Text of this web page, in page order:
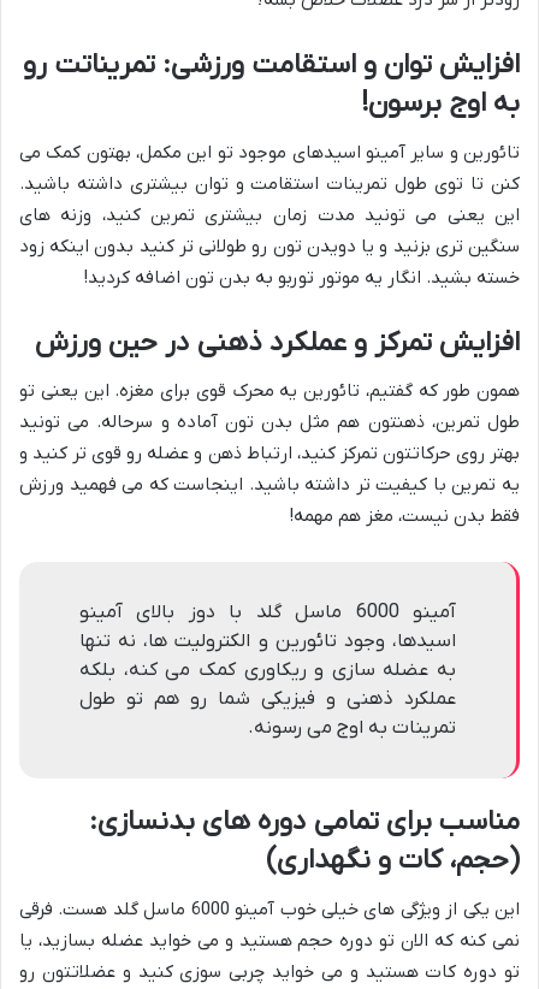
افزایش توان و استقامت ورزشی: تمریناتت رو
به اوج برسون!
تائورین و سایر آمینو اسیدهای موجود تو این مکمل، بهتون کمک می
کنن تا توی طول تمرینات استقامت و توان بیشتری داشته باشید.
این یعنی می تونید مدت زمان بیشتری تمرین کنید، وزنه های
سنگین تری بزنید و یا دویدن تون رو طولانی تر کنید بدون اینکه زود
خسته بشید. انگار یه موتور توربو به بدن تون اضافه کردید!
افزایش تمرکز و عملکرد ذهنی در حین ورزش
همون طور که گفتیم، تائورین یه محرک قوی برای مغزه. این یعنی تو
طول تمرین، ذهنتون هم مثل بدن تون آماده و سرحاله. می تونید
بهتر روی حرکاتتون تمرکز کنید، ارتباط ذهن و عضله رو قوی تر کنید و
یه تمرین با کیفیت تر داشته باشید. اینجاست که می فهمید ورزش
فقط بدن نیست، مغز هم مهمه!
آمینو 6000 ماسل گلد با دوز بالای آمینو
اسیدها، وجود تائورین و الکترولیت ها، نه تنها
به عضله سازی و ریکاوری کمک می کنه، بلکه
عملکرد ذهنی و فیزیکی شما رو هم تو طول
تمرینات به اوج می رسونه.
مناسب برای تمامی دوره های بدنسازی:
(حجم، کات و نگهداری)
این یکی از ویژگی های خیلی خوب آمینو 6000 ماسل گلد هست. فرقی
نمی کنه که الان تو دوره حجم هستید و می خواید عضله بسازید، یا
تو دوره کات هستید و می خواید چربی سوزی کنید و عضلاتتون رو